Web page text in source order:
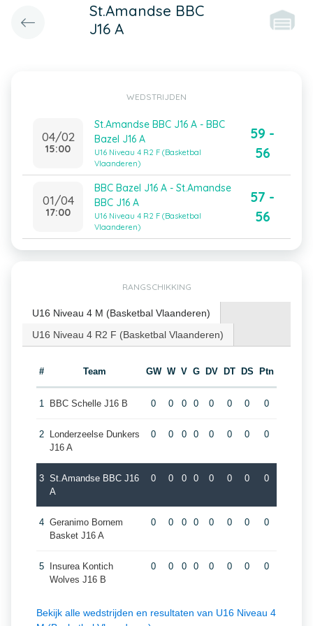
St.Amandse BBC
J16 A
WEDSTRIJDEN
04/02
15:00
St.Amandse BBC J16 A - BBC
Bazel J16 A
U16 Niveau 4 R2 F (Basketbal
Vlaanderen)
59 -
56
01/04
17:00
BBC Bazel J16 A - St.Amandse
BBC J16 A
U16 Niveau 4 R2 F (Basketbal
Vlaanderen)
57 -
56
RANGSCHIKKING
U16 Niveau 4 M (Basketbal Vlaanderen)
U16 Niveau 4 R2 F (Basketbal Vlaanderen)
# Team GW W V G DV DT DS Ptn
1 BBC Schelle J16 B 0 0 0 0 0 0 0 0
2
Londerzeelse Dunkers
J16 A
0 0 0 0 0 0 0 0
3 St.Amandse BBC J16
A
0 0 0 0 0 0 0 0
4 Geranimo Bornem
Basket J16 A
0 0 0 0 0 0 0 0
5
Insurea Kontich
Wolves J16 B
0 0 0 0 0 0 0 0
Bekijk alle wedstrijden en resultaten van U16 Niveau 4